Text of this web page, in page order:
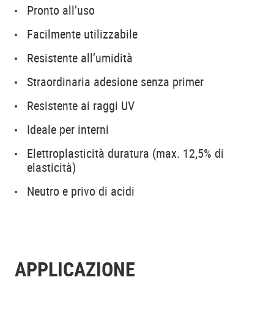
Pronto all’uso
Facilmente utilizzabile
Resistente all’umidità
Straordinaria adesione senza primer
Resistente ai raggi UV
Ideale per interni
Elettroplasticità duratura (max. 12,5% di
elasticità)
Neutro e privo di acidi
APPLICAZIONE